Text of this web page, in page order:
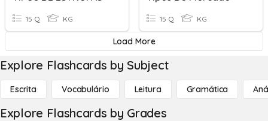
15 Q KG 15 Q KG
Load More
Explore Flashcards by Subject
Escrita Vocabulário Leitura Gramática
Explore Flashcards by Grades